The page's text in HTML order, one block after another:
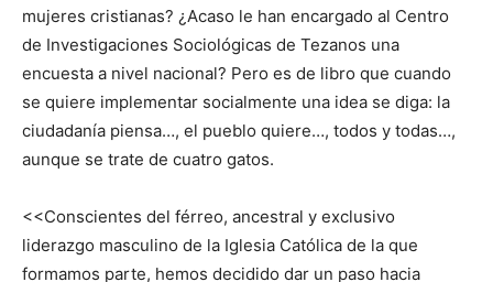
mujeres cristianas? ¿Acaso le han encargado al Centro
de Investigaciones Sociológicas de Tezanos una
encuesta a nivel nacional? Pero es de libro que cuando
se quiere implementar socialmente una idea se diga: la
ciudadanía piensa…, el pueblo quiere…, todos y todas…,
aunque se trate de cuatro gatos.
<<Conscientes del férreo, ancestral y exclusivo
liderazgo masculino de la Iglesia Católica de la que
formamos parte, hemos decidido dar un paso hacia